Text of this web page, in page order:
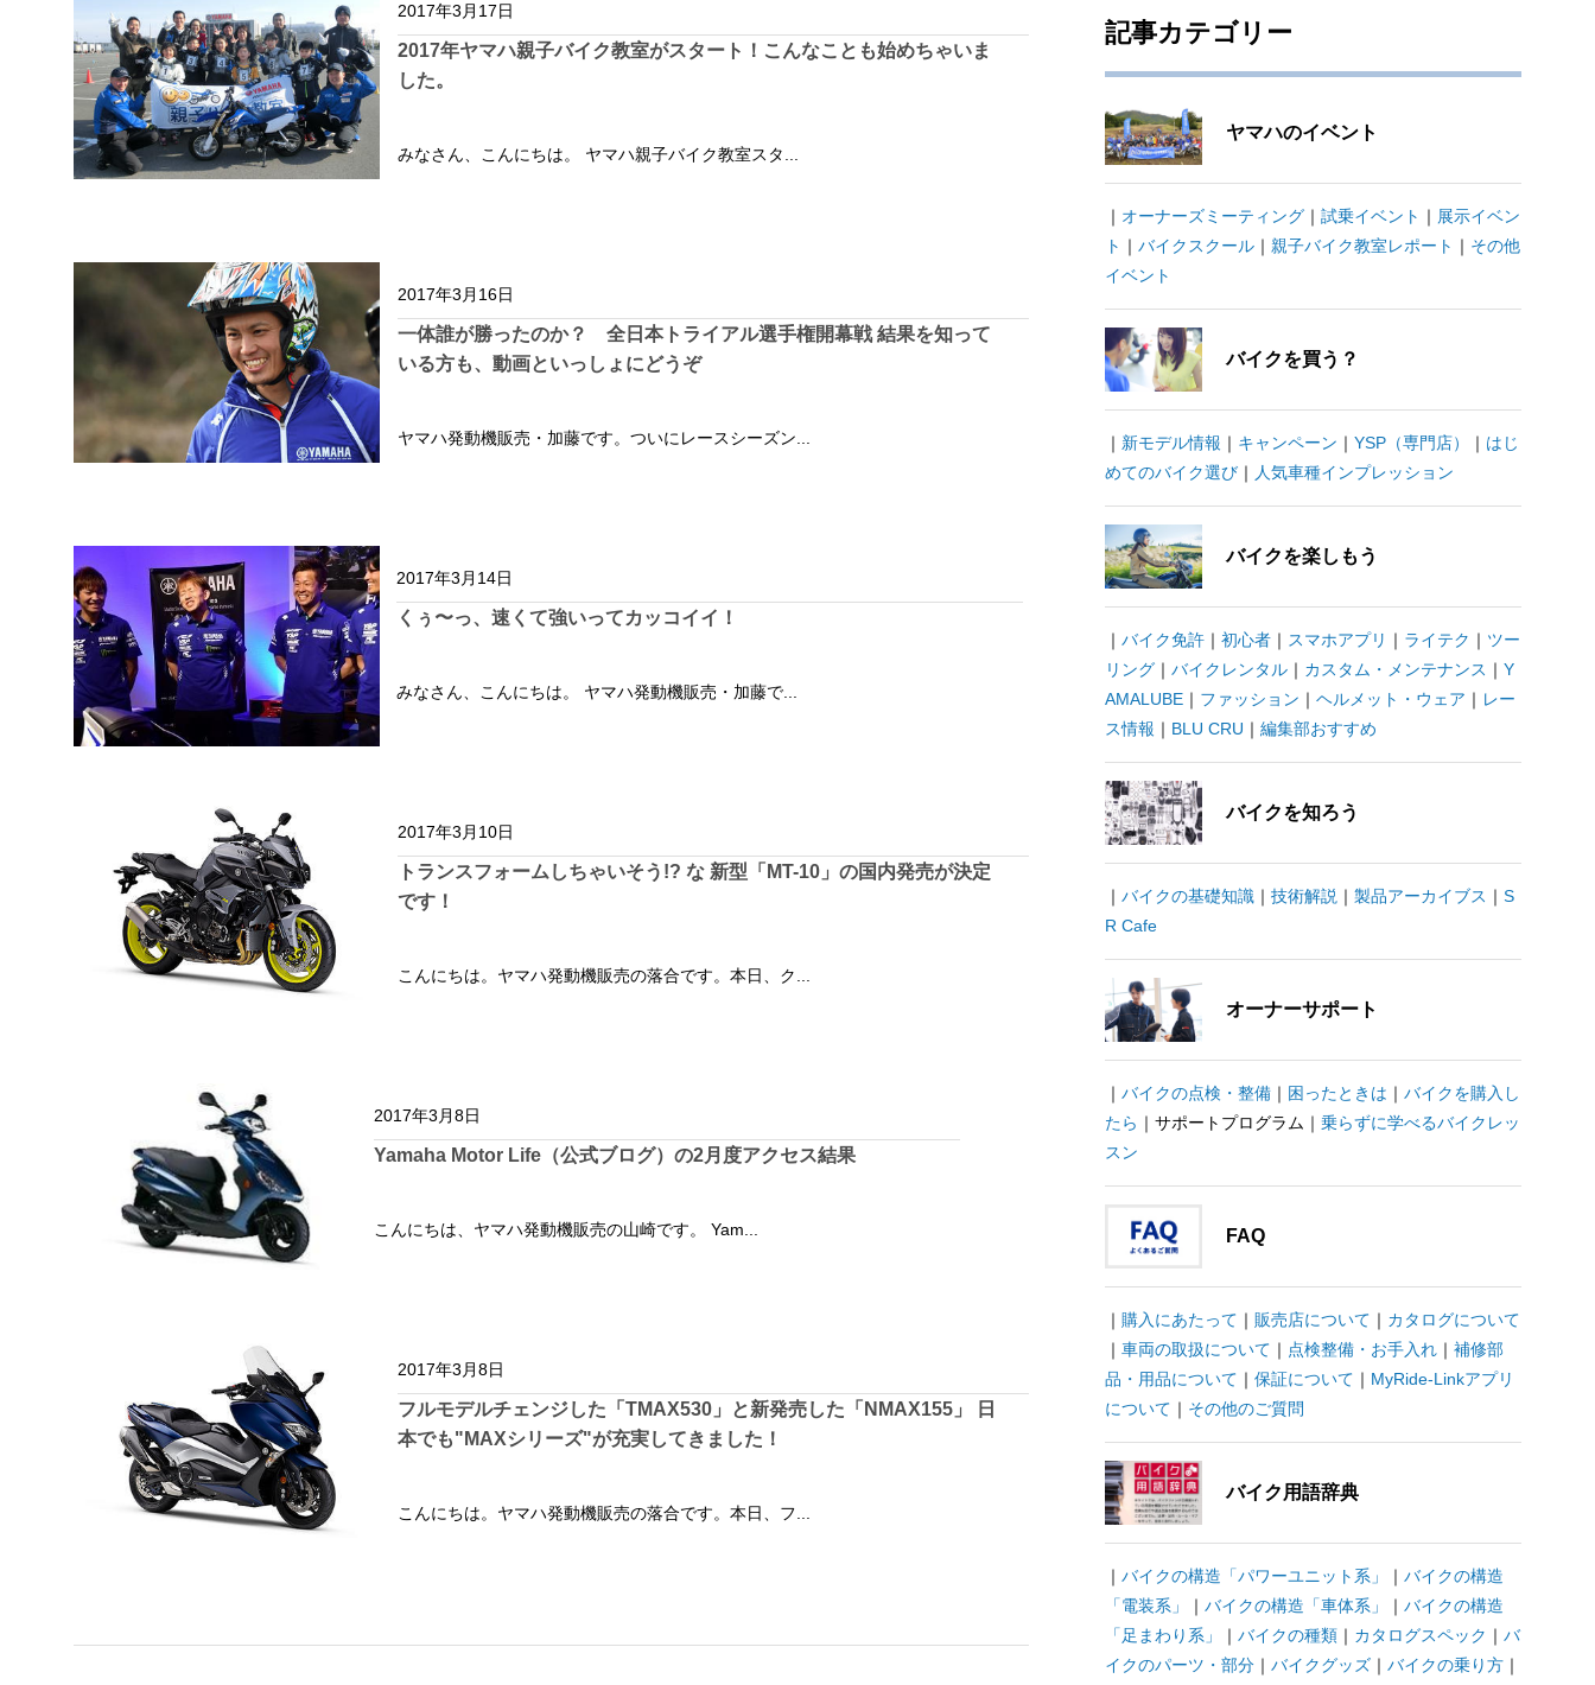
2017年3月17日
2017年ヤマハ親子バイク教室がスタート！こんなことも始めちゃいま
した。
みなさん、こんにちは。 ヤマハ親子バイク教室スタ...
2017年3月16日
一体誰が勝ったのか？ 全日本トライアル選手権開幕戦 結果を知って
いる方も、動画といっしょにどうぞ
ヤマハ発動機販売・加藤です。ついにレースシーズン...
2017年3月14日
くぅ〜っ、速くて強いってカッコイイ！
みなさん、こんにちは。 ヤマハ発動機販売・加藤で...
2017年3月10日
トランスフォームしちゃいそう!? な 新型「MT-10」の国内発売が決定
です！
こんにちは。ヤマハ発動機販売の落合です。本日、ク...
2017年3月8日
Yamaha Motor Life（公式ブログ）の2月度アクセス結果
こんにちは、ヤマハ発動機販売の山崎です。 Yam...
2017年3月8日
フルモデルチェンジした「TMAX530」と新発売した「NMAX155」 日
本でも"MAXシリーズ"が充実してきました！
こんにちは。ヤマハ発動機販売の落合です。本日、フ...
記事カテゴリー
ヤマハのイベント
｜ オーナーズミーティング｜ 試乗イベント ｜ 展示イベン
ト ｜ バイクスクール｜ 親子バイク教室レポート ｜ その他
イベント
バイクを買う？
｜ 新モデル情報 ｜ キャンペーン ｜ YSP（専門店） ｜ はじ
めてのバイク選び｜ 人気車種インプレッション
バイクを楽しもう
｜ バイク免許｜ 初心者｜ スマホアプリ ｜ ライテク ｜ ツー
リング｜ バイクレンタル｜ カスタム・メンテナンス ｜ Y
AMALUBE｜ ファッション ｜ ヘルメット・ウェア ｜ レー
ス情報 ｜ BLU CRU ｜ 編集部おすすめ
バイクを知ろう
｜ バイクの基礎知識｜ 技術解説 ｜ 製品アーカイブス ｜ S
R Cafe
オーナーサポート
｜ バイクの点検・整備｜ 困ったときは ｜ バイクを購入し
たら ｜サポートプログラム｜ 乗らずに学べるバイクレッ
スン
FAQ
｜ 購入にあたって ｜ 販売店について ｜ カタログについて
｜ 車両の取扱について ｜ 点検整備・お手入れ｜ 補修部
品・用品について ｜ 保証について ｜ MyRide-Linkアプリ
について ｜ その他のご質問
バイク用語辞典
｜ バイクの構造「パワーユニット系」 ｜ バイクの構造
「電装系」
｜ バイクの構造「車体系」 ｜ バイクの構造
「足まわり系」
｜ バイクの種類｜ カタログスペック ｜ バ
イクのパーツ・部分｜ バイクグッズ｜ バイクの乗り方｜